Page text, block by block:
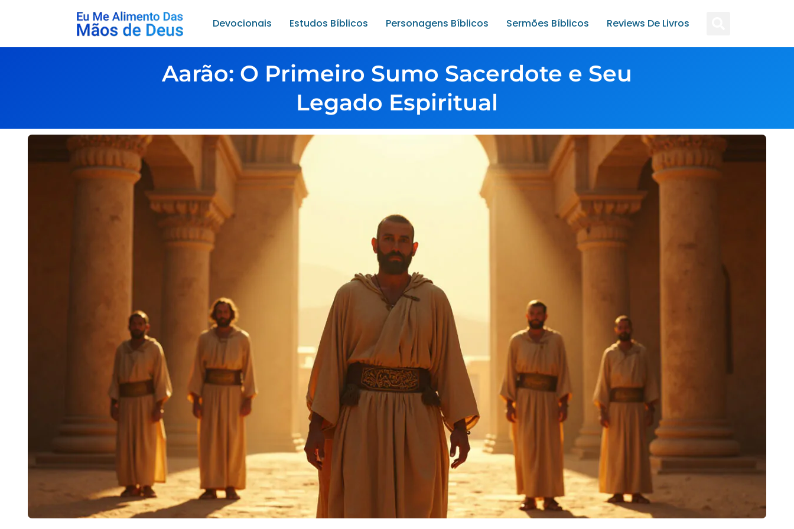
Devocionais Estudos Bíblicos Personagens Bíblicos Sermões Bíblicos Reviews De Livros
Aarão: O Primeiro Sumo Sacerdote e Seu
Legado Espiritual